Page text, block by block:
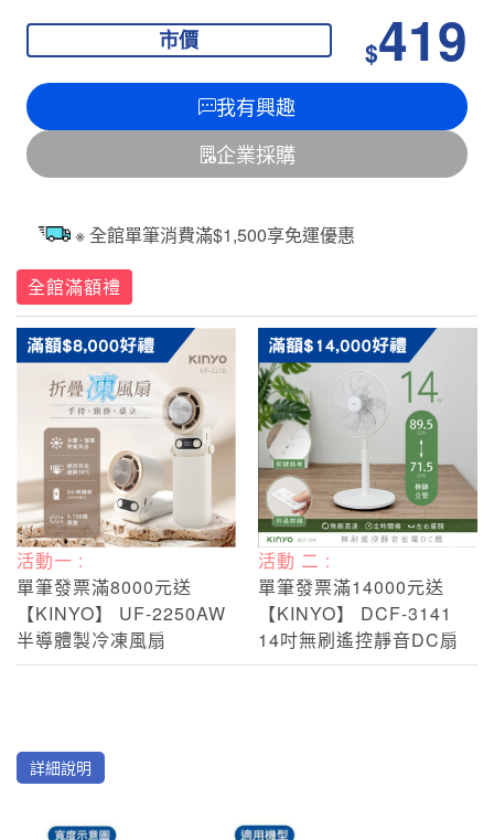
市價 $419
我有興趣
企業採購
※ 全館單筆消費滿$1,500享免運優惠
全館滿額禮
活動一 :
單筆發票滿8000元送
【KINYO】 UF-2250AW
半導體製冷凍風扇
活動 二 :
單筆發票滿14000元送
【KINYO】 DCF-3141
14吋無刷遙控靜音DC扇
詳細說明